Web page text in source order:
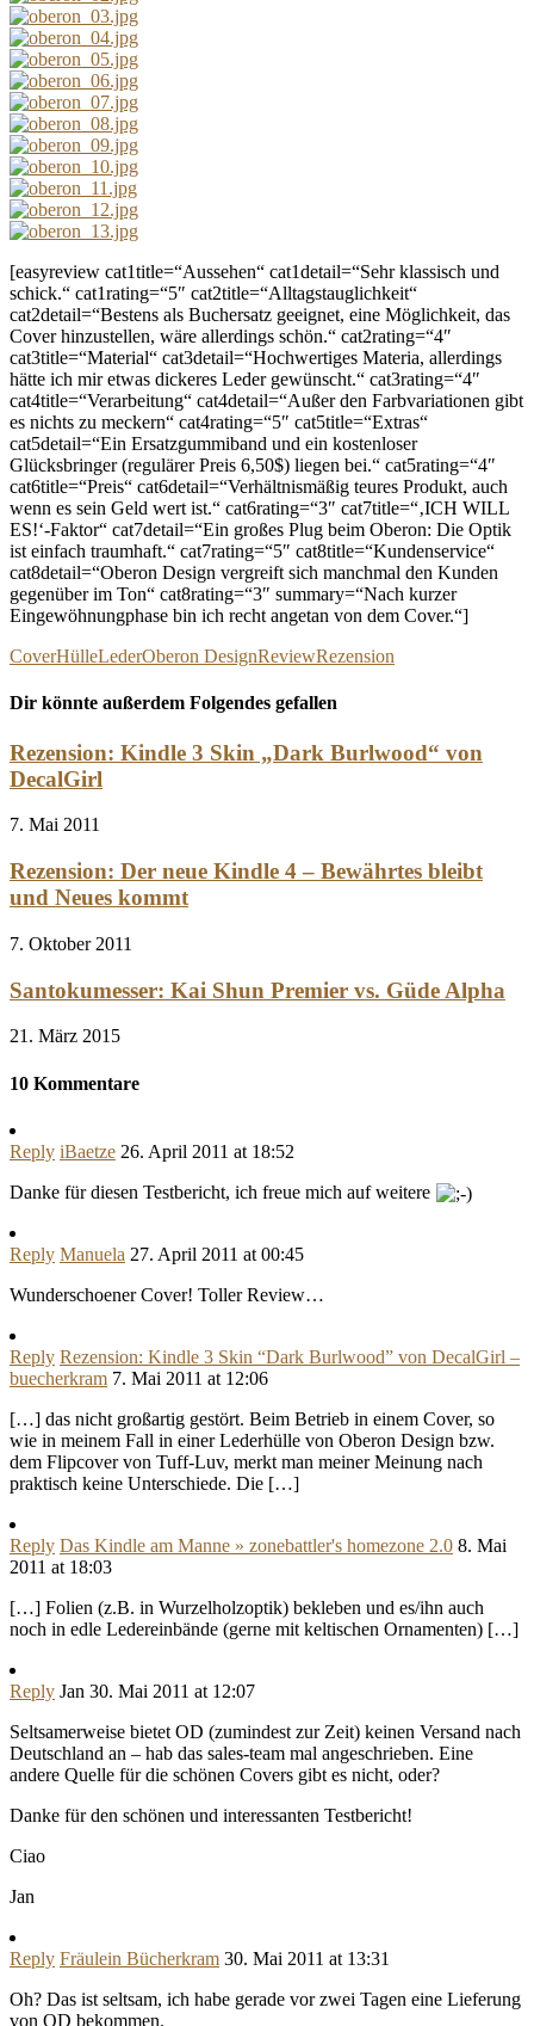
[easyreview cat1title=“Aussehen“ cat1detail=“Sehr klassisch und
schick.“ cat1rating=“5″ cat2title=“Alltagstauglichkeit“
cat2detail=“Bestens als Buchersatz geeignet, eine Möglichkeit, das
Cover hinzustellen, wäre allerdings schön.“ cat2rating=“4″
cat3title=“Material“ cat3detail=“Hochwertiges Materia, allerdings
hätte ich mir etwas dickeres Leder gewünscht.“ cat3rating=“4″
cat4title=“Verarbeitung“ cat4detail=“Außer den Farbvariationen gibt
es nichts zu meckern“ cat4rating=“5″ cat5title=“Extras“
cat5detail=“Ein Ersatzgummiband und ein kostenloser
Glücksbringer (regulärer Preis 6,50$) liegen bei.“ cat5rating=“4″
cat6title=“Preis“ cat6detail=“Verhältnismäßig teures Produkt, auch
wenn es sein Geld wert ist.“ cat6rating=“3″ cat7title=“‚ICH WILL
ES!‘-Faktor“ cat7detail=“Ein großes Plug beim Oberon: Die Optik
ist einfach traumhaft.“ cat7rating=“5″ cat8title=“Kundenservice“
cat8detail=“Oberon Design vergreift sich manchmal den Kunden
gegenüber im Ton“ cat8rating=“3″ summary=“Nach kurzer
Eingewöhnungphase bin ich recht angetan von dem Cover.“]
CoverHülleLederOberon DesignReviewRezension
Dir könnte außerdem Folgendes gefallen
Rezension: Kindle 3 Skin „Dark Burlwood“ von
DecalGirl
7. Mai 2011
Rezension: Der neue Kindle 4 – Bewährtes bleibt
und Neues kommt
7. Oktober 2011
Santokumesser: Kai Shun Premier vs. Güde Alpha
21. März 2015
10 Kommentare
Reply iBaetze 26. April 2011 at 18:52
Danke für diesen Testbericht, ich freue mich auf weitere
Reply Manuela 27. April 2011 at 00:45
Wunderschoener Cover! Toller Review…
Reply Rezension: Kindle 3 Skin “Dark Burlwood” von DecalGirl –
buecherkram 7. Mai 2011 at 12:06
[…] das nicht großartig gestört. Beim Betrieb in einem Cover, so
wie in meinem Fall in einer Lederhülle von Oberon Design bzw.
dem Flipcover von Tuff-Luv, merkt man meiner Meinung nach
praktisch keine Unterschiede. Die […]
Reply Das Kindle am Manne » zonebattler's homezone 2.0 8. Mai
2011 at 18:03
[…] Folien (z.B. in Wurzelholzoptik) bekleben und es/ihn auch
noch in edle Ledereinbände (gerne mit keltischen Ornamenten) […]
Reply Jan 30. Mai 2011 at 12:07
Seltsamerweise bietet OD (zumindest zur Zeit) keinen Versand nach
Deutschland an – hab das sales-team mal angeschrieben. Eine
andere Quelle für die schönen Covers gibt es nicht, oder?
Danke für den schönen und interessanten Testbericht!
Ciao
Jan
Reply Fräulein Bücherkram 30. Mai 2011 at 13:31
Oh? Das ist seltsam, ich habe gerade vor zwei Tagen eine Lieferung
von OD bekommen.